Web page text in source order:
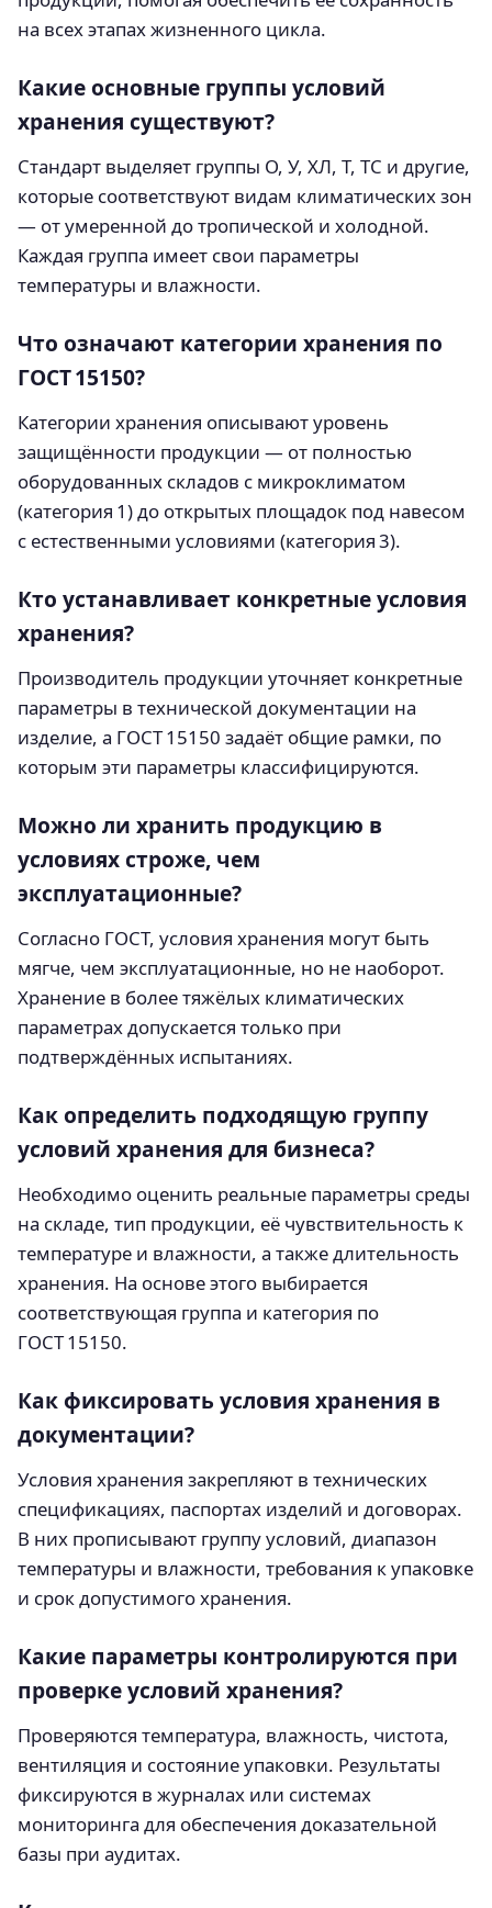
на всех этапах жизненного цикла.
Какие основные группы условий
хранения существуют?
Стандарт выделяет группы О, У, ХЛ, Т, ТС и другие,
которые соответствуют видам климатических зон
— от умеренной до тропической и холодной.
Каждая группа имеет свои параметры
температуры и влажности.
Что означают категории хранения по
ГОСТ 15150?
Категории хранения описывают уровень
защищённости продукции — от полностью
оборудованных складов с микроклиматом
(категория 1) до открытых площадок под навесом
с естественными условиями (категория 3).
Кто устанавливает конкретные условия
хранения?
Производитель продукции уточняет конкретные
параметры в технической документации на
изделие, а ГОСТ 15150 задаёт общие рамки, по
которым эти параметры классифицируются.
Можно ли хранить продукцию в
условиях строже, чем
эксплуатационные?
Согласно ГОСТ, условия хранения могут быть
мягче, чем эксплуатационные, но не наоборот.
Хранение в более тяжёлых климатических
параметрах допускается только при
подтверждённых испытаниях.
Как определить подходящую группу
условий хранения для бизнеса?
Необходимо оценить реальные параметры среды
на складе, тип продукции, её чувствительность к
температуре и влажности, а также длительность
хранения. На основе этого выбирается
соответствующая группа и категория по
ГОСТ 15150.
Как фиксировать условия хранения в
документации?
Условия хранения закрепляют в технических
спецификациях, паспортах изделий и договорах.
В них прописывают группу условий, диапазон
температуры и влажности, требования к упаковке
и срок допустимого хранения.
Какие параметры контролируются при
проверке условий хранения?
Проверяются температура, влажность, чистота,
вентиляция и состояние упаковки. Результаты
фиксируются в журналах или системах
мониторинга для обеспечения доказательной
базы при аудитах.